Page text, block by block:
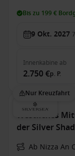
Bis zu 199 €
9 Okt. 2027 7
Innenkabine ab
2.750 €p. P.
Nur Kreuzfahrt
Westliches
der Silver
Ab Nizza An